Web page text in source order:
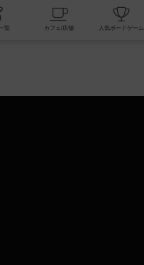
掲示板一覧 カフェ/店舗